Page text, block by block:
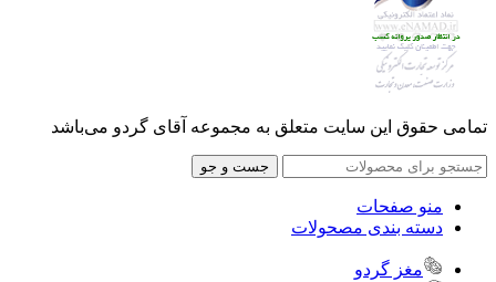
تمامی حقوق این سایت متعلق به مجموعه آقای گردو می‌باشد
جست و جو
منو صفحات
دسته بندی مصحولات
مغز گردو